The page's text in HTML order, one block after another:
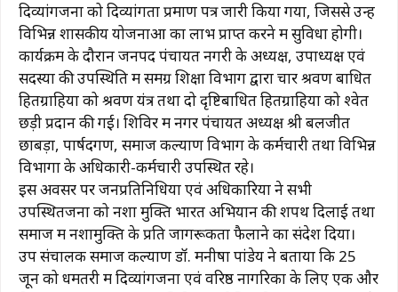
दिव्यांगजनों को दिव्यांगता प्रमाण पत्र जारी किया गया, जिससे उन्हें
विभिन्न शासकीय योजनाओं का लाभ प्राप्त करने में सुविधा होगी।
कार्यक्रम के दौरान जनपद पंचायत नगरी के अध्यक्ष, उपाध्यक्ष एवं
सदस्यों की उपस्थिति में समग्र शिक्षा विभाग द्वारा चार श्रवण बाधित
हितग्राहियों को श्रवण यंत्र तथा दो दृष्टिबाधित हितग्राहियों को श्वेत
छड़ी प्रदान की गई। शिविर में नगर पंचायत अध्यक्ष श्री बलजीत
छाबड़ा, पार्षदगण, समाज कल्याण विभाग के कर्मचारी तथा विभिन्न
विभागों के अधिकारी-कर्मचारी उपस्थित रहे।
इस अवसर पर जनप्रतिनिधियों एवं अधिकारियों ने सभी
उपस्थितजनों को नशा मुक्ति भारत अभियान की शपथ दिलाई तथा
समाज में नशामुक्ति के प्रति जागरूकता फैलाने का संदेश दिया।
उप संचालक समाज कल्याण डॉ. मनीषा पांडेय ने बताया कि 25
जून को धमतरी में दिव्यांगजनों एवं वरिष्ठ नागरिकों के लिए एक और